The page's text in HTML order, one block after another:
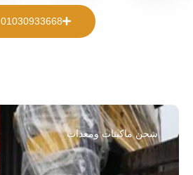
01030933668
شحن ماكينات ومعدات